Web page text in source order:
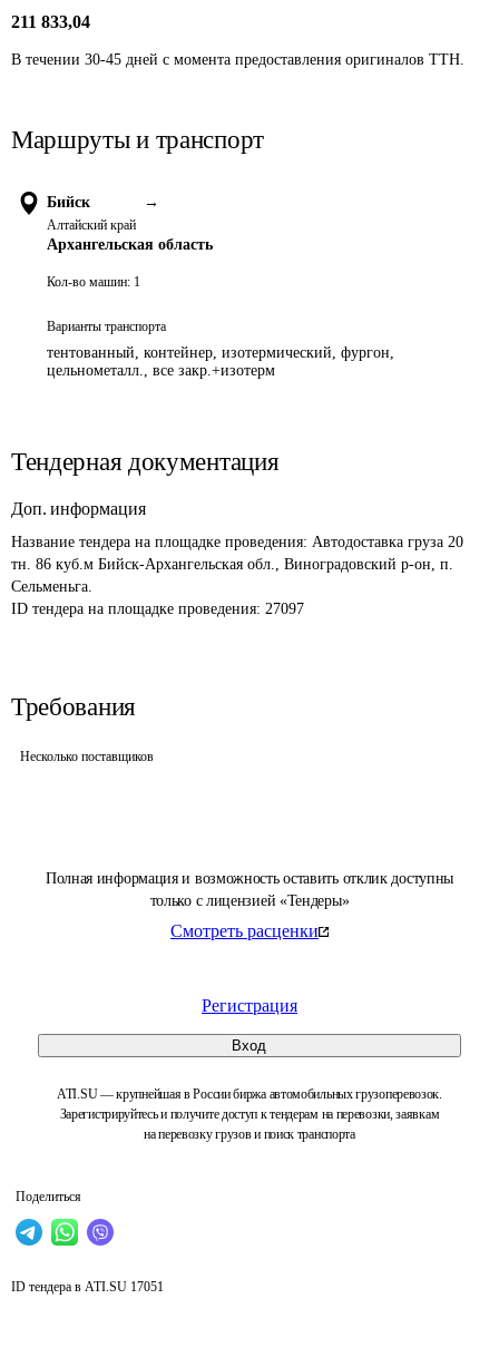
Полная информация и возможность оставить отклик доступны
только с лицензией «Тендеры»
Смотреть расценки
Регистрация
Вход
ATI.SU — крупнейшая в России биржа автомобильных грузоперевозок.
Зарегистрируйтесь и получите доступ к тендерам на перевозки, заявкам
на перевозку грузов и поиск транспорта
Поделиться
211 833,04
В течении 30-45 дней с момента предоставления оригиналов ТТН.
Маршруты и транспорт
Бийск →
Алтайский край
Архангельская область
Кол-во машин: 1
Варианты транспорта
тентованный, контейнер, изотермический, фургон,
цельнометалл., все закр.+изотерм
Тендерная документация
Доп. информация
Название тендера на площадке проведения: Автодоставка груза 20
тн. 86 куб.м Бийск-Архангельская обл., Виноградовский р-он, п.
Сельменьга.
ID тендера на площадке проведения: 27097
Требования
Несколько поставщиков
ID тендера в ATI.SU 17051